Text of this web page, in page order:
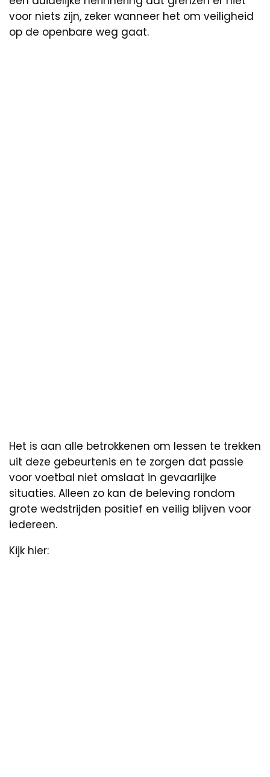
voor niets zijn, zeker wanneer het om veiligheid
op de openbare weg gaat.
Het is aan alle betrokkenen om lessen te trekken
uit deze gebeurtenis en te zorgen dat passie
voor voetbal niet omslaat in gevaarlijke
situaties. Alleen zo kan de beleving rondom
grote wedstrijden positief en veilig blijven voor
iedereen.
Kijk hier: